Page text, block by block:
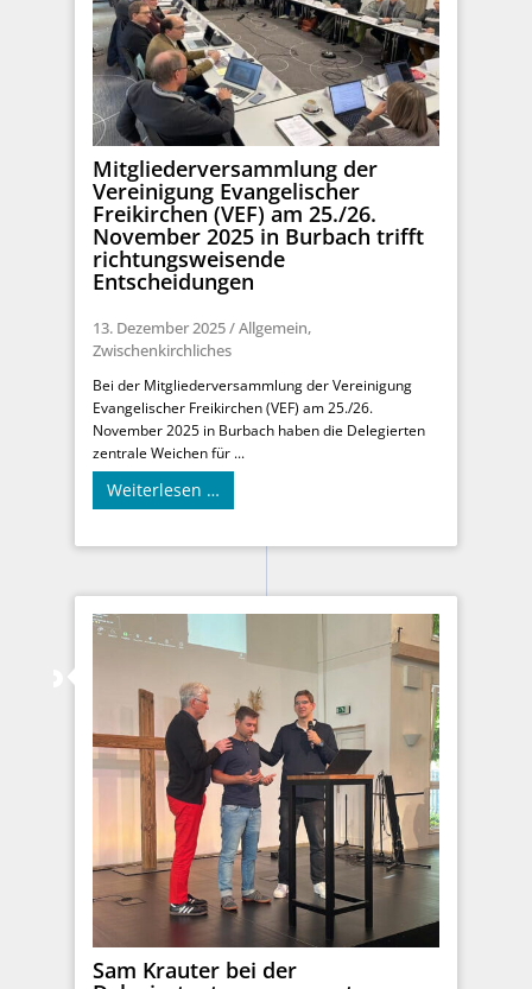
Mitgliederversammlung der
Vereinigung Evangelischer
Freikirchen (VEF) am 25./26.
November 2025 in Burbach trifft
richtungsweisende
Entscheidungen
13. Dezember 2025/Allgemein,
Zwischenkirchliches
Bei der Mitgliederversammlung der Vereinigung
Evangelischer Freikirchen (VEF) am 25./26.
November 2025 in Burbach haben die Delegierten
zentrale Weichen für ...
Weiterlesen …
Sam Krauter bei der